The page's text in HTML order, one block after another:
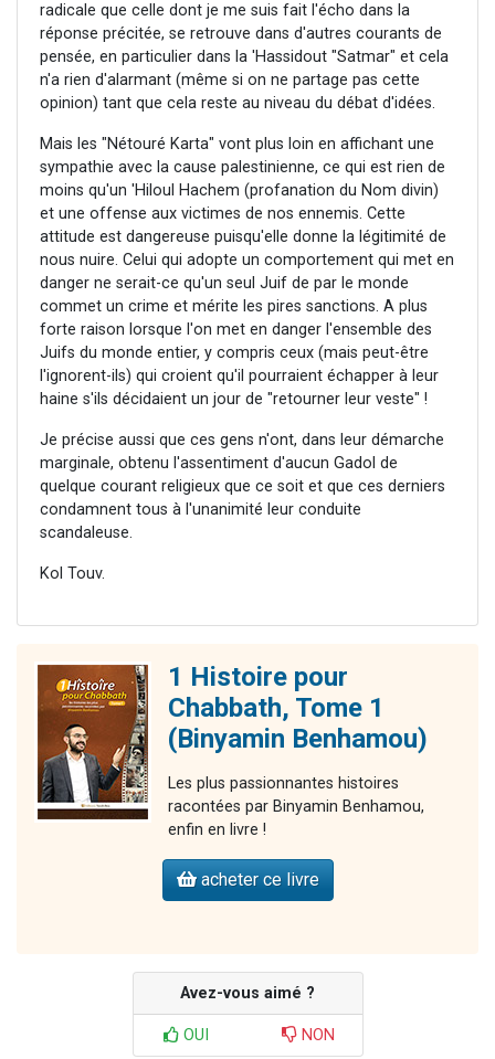
radicale que celle dont je me suis fait l'écho dans la
réponse précitée, se retrouve dans d'autres courants de
pensée, en particulier dans la 'Hassidout "Satmar" et cela
n'a rien d'alarmant (même si on ne partage pas cette
opinion) tant que cela reste au niveau du débat d'idées.
Mais les "Nétouré Karta" vont plus loin en affichant une
sympathie avec la cause palestinienne, ce qui est rien de
moins qu'un 'Hiloul Hachem (profanation du Nom divin)
et une offense aux victimes de nos ennemis. Cette
attitude est dangereuse puisqu'elle donne la légitimité de
nous nuire. Celui qui adopte un comportement qui met en
danger ne serait-ce qu'un seul Juif de par le monde
commet un crime et mérite les pires sanctions. A plus
forte raison lorsque l'on met en danger l'ensemble des
Juifs du monde entier, y compris ceux (mais peut-être
l'ignorent-ils) qui croient qu'il pourraient échapper à leur
haine s'ils décidaient un jour de "retourner leur veste" !
Je précise aussi que ces gens n'ont, dans leur démarche
marginale, obtenu l'assentiment d'aucun Gadol de
quelque courant religieux que ce soit et que ces derniers
condamnent tous à l'unanimité leur conduite
scandaleuse.
Kol Touv.
1 Histoire pour
Chabbath, Tome 1
(Binyamin Benhamou)
Les plus passionnantes histoires
racontées par Binyamin Benhamou,
enfin en livre !
acheter ce livre
Avez-vous aimé ?
OUI NON